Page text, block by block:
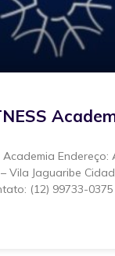
Endereço:
Vila Jaguaribe
(12) 99733-0375